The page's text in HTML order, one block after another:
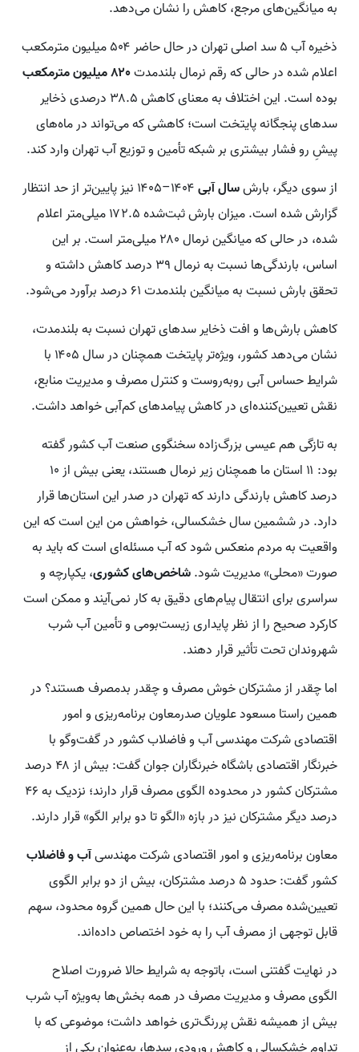
به میانگین‌های مرجع، کاهش را نشان می‌دهد.
ذخیره آب ۵ سد اصلی تهران در حال حاضر ۵۰۴ میلیون مترمکعب
اعلام شده در حالی که رقم نرمال بلندمدت
بوده است. این اختلاف به معنای کاهش ۳۸.۵ درصدی ذخایر
سد‌های پنجگانه پایتخت است؛ کاهشی که می‌تواند در ماه‌های
پیشِ رو فشار بیشتری بر شبکه تأمین و توزیع آب تهران وارد کند.
از سوی دیگر، بارشسال آبی
۱۴۰۴–۱۴۰۵ نیز پایین‌تر از حد انتظار
گزارش شده است. میزان بارش ثبت‌شده ۱۷۲.۵ میلی‌متر اعلام
شده، در حالی که میانگین نرمال ۲۸۰ میلی‌متر است. بر این
اساس، بارندگی‌ها نسبت به نرمال ۳۹ درصد کاهش داشته و
تحقق بارش نسبت به میانگین بلندمدت ۶۱ درصد برآورد می‌شود.
کاهش بارش‌ها و افت ذخایر سد‌های تهران نسبت به بلندمدت،
نشان می‌دهد کشور، ویژه‌تر پایتخت همچنان در سال ۱۴۰۵ با
شرایط حساس آبی روبه‌روست و کنترل مصرف و مدیریت منابع،
نقش تعیین‌کننده‌ای در کاهش پیامد‌های کم‌آبی خواهد داشت.
به تازگی هم عیسی بزرگ‌زاده سخنگوی صنعت آب کشور گفته
بود: ۱۱ استان ما همچنان زیر نرمال هستند، یعنی بیش از ۱۰
درصد کاهش بارندگی دارند که تهران در صدر این استان‌ها قرار
دارد. در ششمین سال خشکسالی، خواهش من این است که این
واقعیت به مردم منعکس شود که آب مسئله‌ای است که باید به
صورت «محلی» مدیریت شود.شاخص‌های کشوری، یکپارچه و
سراسری برای انتقال پیام‌های دقیق به کار نمی‌آیند و ممکن است
کارکرد صحیح را از نظر پایداری زیست‌بومی و تأمین آب شرب
شهروندان تحت تأثیر قرار دهند.
اما چقدر از مشترکان خوش مصرف و چقدر بدمصرف هستند؟ در
همین راستا مسعود علویان صدرمعاون برنامه‌ریزی و امور
اقتصادی شرکت مهندسی آب و فاضلاب کشور در گفت‌و‌گو با
خبرنگار اقتصادی باشگاه خبرنگاران جوان گفت: بیش از ۴۸ درصد
مشترکان کشور در محدوده الگوی مصرف قرار دارند؛ نزدیک به ۴۶
درصد دیگر مشترکان نیز در بازه «الگو تا دو برابر الگو» قرار دارند.
معاون برنامه‌ریزی و امور اقتصادی شرکت مهندسیآب و فاضلاب
کشور گفت: حدود ۵ درصد مشترکان، بیش از دو برابر الگوی
تعیین‌شده مصرف می‌کنند؛ با این حال همین گروه محدود، سهم
قابل توجهی از مصرف آب را به خود اختصاص داده‌اند.
در نهایت گفتنی است، باتوجه به شرایط حالا ضرورت اصلاح
الگوی مصرف و مدیریت مصرف در همه بخش‌ها به‌ویژه آب شرب
بیش از همیشه نقش پررنگ‌تری خواهد داشت؛ موضوعی که با